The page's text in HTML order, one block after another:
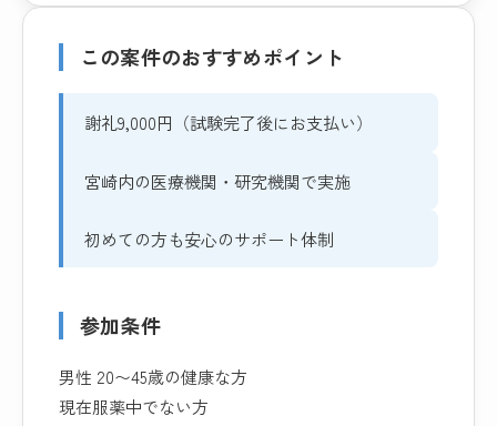
この案件のおすすめポイント
謝礼9,000円（試験完了後にお支払い）
宮崎内の医療機関・研究機関で実施
初めての方も安心のサポート体制
参加条件
男性 20〜45歳の健康な方
現在服薬中でない方